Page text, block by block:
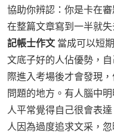
協助你辨認：你是卡在
在整篇文章寫到一半就
記帳士作文 當成可以短
文底子好的人佔優勢，
際進入考場後才會發現
問題的地方。有人腦中
人平常覺得自己很會表
人因為過度追求文采，